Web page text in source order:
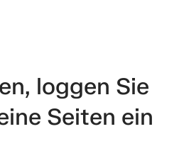
loggen Sie
Seiten ein